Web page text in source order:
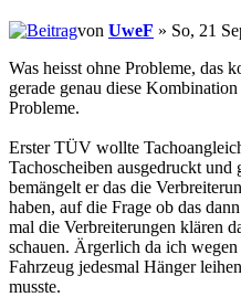
von UweF » So, 21
Was heisst ohne Probleme, das
gerade genau diese
Probleme.
Erster TÜV wollte
Tachoscheiben ausgedruckt
bemängelt er das die
haben, auf die Frage ob das
mal die Verbreiterungen klären
schauen. Ärgerlich da ich
Fahrzeug jedesmal Hänger
musste.